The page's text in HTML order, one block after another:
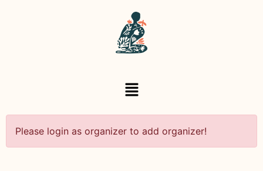
Please login as organizer to add organizer!